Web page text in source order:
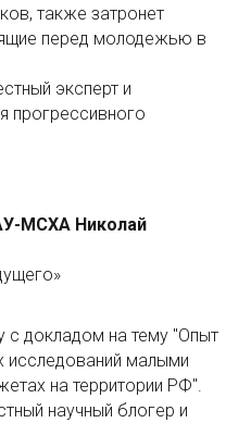
также затронет
перед молодежью в
эксперт и
прогрессивного
МСХА Николай
с докладом на тему "Опыт
исследований малыми
на территории РФ".
научный блогер и